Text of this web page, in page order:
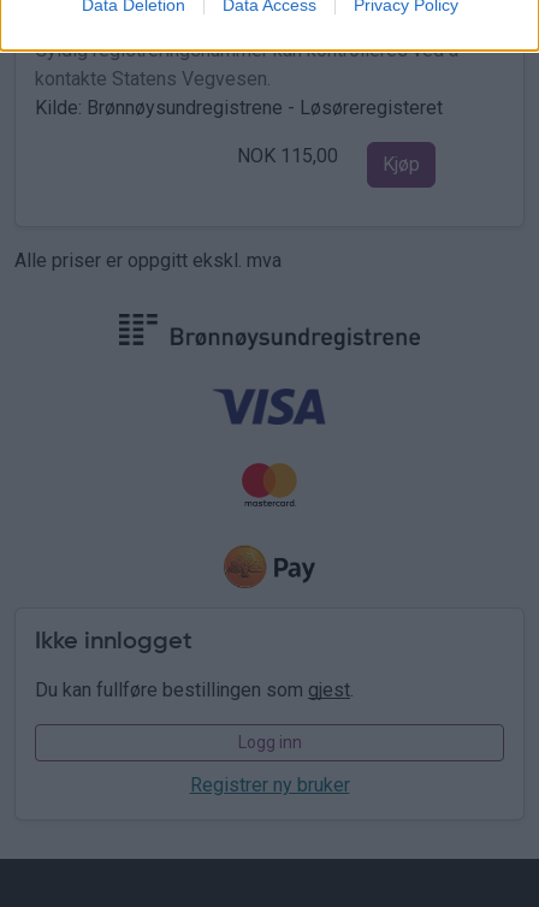
Data Deletion Data Access Privacy Policy
Attest som viser pant og heftelser på motorvogn.
Gyldig registreringsnummer kan kontrolleres ved å
kontakte Statens Vegvesen.
Kilde: Brønnøysundregistrene - Løsøreregisteret
NOK 115,00 Kjøp
Alle priser er oppgitt ekskl. mva
Ikke innlogget
Du kan fullføre bestillingen som gjest.
Logg inn
Registrer ny bruker